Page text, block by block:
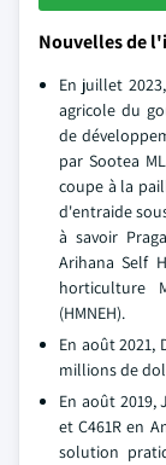
Nouvelles de
En juillet
agricole du
de
par Sootea
coupe à la
d'entraide
à savoir
Arihana Self
horticulture
(HMNEH).
En août 2021,
millions de
En août 2019,
et C461R en
solution